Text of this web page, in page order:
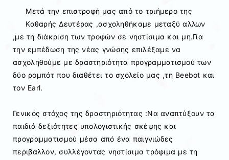
Μετά την επιστροφή μας από το τριήμερο της
Καθαρής Δευτέρας ,ασχοληθήκαμε μεταξύ αλλων
,με τη διάκριση των τροφών σε νηστίσιμα και μη.Για
την εμπέδωση της νέας γνώσης επιλέξαμε να
ασχοληθούμε με δραστηριότητα προγραμματισμού των
δύο ρομπότ που διαθέτει το σχολείο μας ,τη Beebot και
τον Earl.
Γενικός στόχος της δραστηριότητας :Να αναπτύξουν τα
παιδιά δεξιότητες υπολογιστικής σκέψης και
προγραμματισμού μέσα από ένα παιγνιώδες
περιβάλλον, συλλέγοντας νηστίσιμα τρόφιμα με τη